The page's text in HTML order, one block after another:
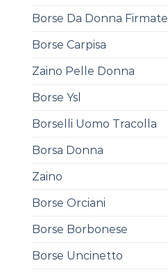
Borse Da Donna Firmate
Borse Carpisa
Zaino Pelle Donna
Borse Ysl
Borselli Uomo Tracolla
Borsa Donna
Zaino
Borse Orciani
Borse Borbonese
Borse Uncinetto